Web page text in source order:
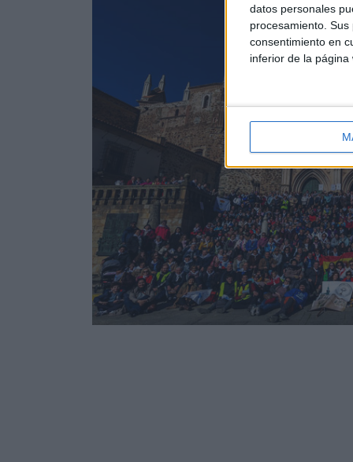
datos personales
procesamiento.
consentimiento en
inferior de la página